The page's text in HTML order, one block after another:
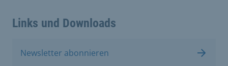
Links und Downloads
Newsletter abonnieren